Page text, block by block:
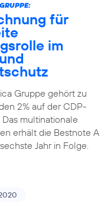
für
im
Gruppe gehört zu
2% auf der CDP-
Das multinationale
erhält die Bestnote A
Jahr in Folge.